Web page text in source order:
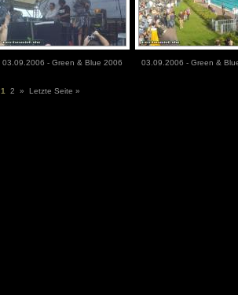
03.09.2006 - Green & Blue 2006 03.09.2006 - Green &
1 2 » Letzte Seite »